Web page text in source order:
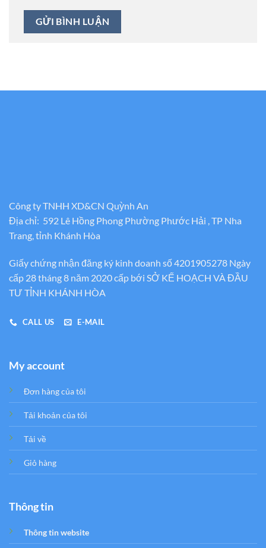
Công ty TNHH XD&CN Quỳnh An
Địa chỉ: 592 Lê Hồng Phong Phường Phước Hải , TP Nha
Trang, tỉnh Khánh Hòa
Giấy chứng nhận đăng ký kinh doanh số 4201905278 Ngày
cấp 28 tháng 8 năm 2020 cấp bới SỞ KẾ HOẠCH VÀ ĐẦU
TƯ TỈNH KHÁNH HÒA
CALL US E-MAIL
My account
Đơn hàng của tôi
Tải khoản của tôi
Tải về
Giỏ hàng
Thông tin
Thông tin website